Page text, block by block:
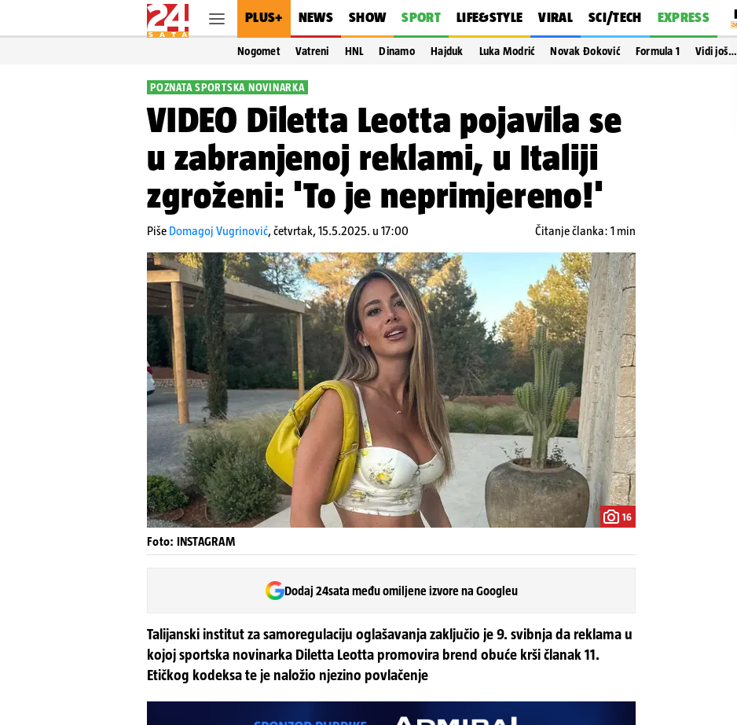
PLUS+ NEWS SHOW SPORT LIFE&STYLE VIRAL SCI/TECH EXPRESS
Nogomet Vatreni HNL Dinamo Hajduk Luka Modrić Novak Đoković Formula 1 Vidi još…
POZNATA SPORTSKA NOVINARKA
VIDEO Diletta Leotta pojavila se
u zabranjenoj reklami, u Italiji
zgroženi: 'To je neprimjereno!'
Piše Domagoj Vugrinović,četvrtak, 15.5.2025. u 17:00 Čitanje članka: 1 min
16
Foto: INSTAGRAM
Dodaj 24sata među omiljene izvore na Googleu
Talijanski institut za samoregulaciju oglašavanja zaključio je 9. svibnja da reklama u
kojoj sportska novinarka Diletta Leotta promovira brend obuće krši članak 11.
Etičkog kodeksa te je naložio njezino povlačenje